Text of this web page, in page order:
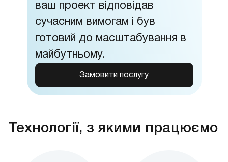
ваш проект відповідав
сучасним вимогам і був
готовий до масштабування в
майбутньому.
Замовити послугу
Технології, з якими працюємо